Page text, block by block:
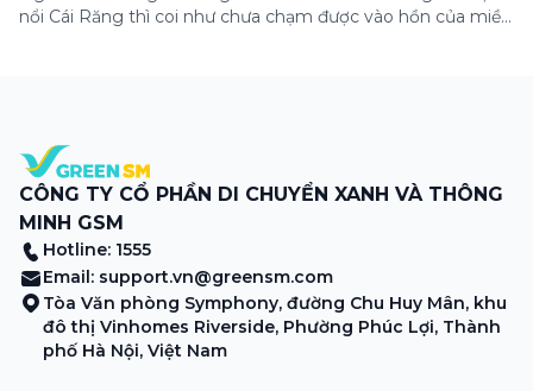
nổi Cái Răng thì coi như chưa chạm được vào hồn của miền
CÔNG TY CỔ PHẦN DI CHUYỂN XANH VÀ THÔNG
MINH GSM
Hotline: 1555
Email: support.vn@greensm.com
Tòa Văn phòng Symphony, đường Chu Huy Mân, khu
đô thị Vinhomes Riverside, Phường Phúc Lợi, Thành
phố Hà Nội, Việt Nam